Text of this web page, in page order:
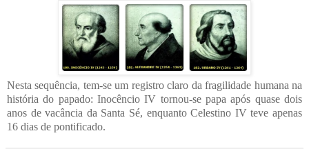
Nesta sequência, tem-se um registro claro da fragilidade humana na
história do papado: Inocêncio IV tornou-se papa após quase dois
anos de vacância da Santa Sé, enquanto Celestino IV teve apenas
16 dias de pontificado.